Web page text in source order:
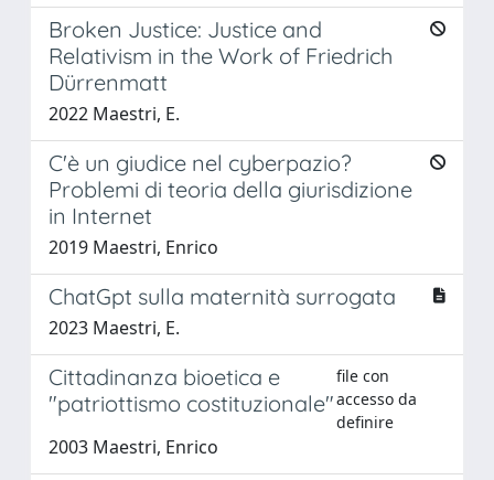
Broken Justice: Justice and
Relativism in the Work of Friedrich
Dürrenmatt
2022 Maestri, E.
C'è un giudice nel cyberpazio?
Problemi di teoria della giurisdizione
in Internet
2019 Maestri, Enrico
ChatGpt sulla maternità surrogata
2023 Maestri, E.
Cittadinanza bioetica e
"patriottismo costituzionale"
file con
accesso da
definire
2003 Maestri, Enrico